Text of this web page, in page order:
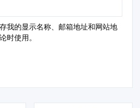
我的显示名称、邮箱地址和网站地
时使用。